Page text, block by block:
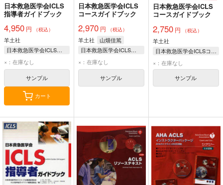
日本救急医学会ICLS
指導者ガイドブック
4,950 円 （税込）
羊土社
日本救急医学会ICLSコース企画運営委員会ICLSコース教材開発ワーキンググループ/編集
×：在庫なし
サンプル
カート
日本救急医学会ICLS
コースガイドブック
2,970 円 （税込）
羊土社
山畑佳篤
日本救急医学会ICLSコース企画運営委員会ICLSコース教材開発ワーキング/編 小倉真治/監修
×：在庫なし
サンプル
日本救急医学会ICLS
コースガイドブック
2,750円 （税込）
羊土社
日本救急医学会ICLSコース企画運営委員会ICLS
×：在庫なし
サンプル